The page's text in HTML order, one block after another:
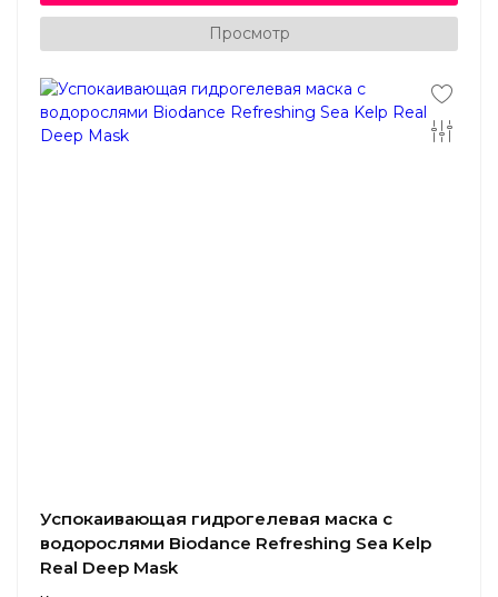
Просмотр
Успокаивающая гидрогелевая маска с
водорослями Biodance Refreshing Sea Kelp
Real Deep Mask